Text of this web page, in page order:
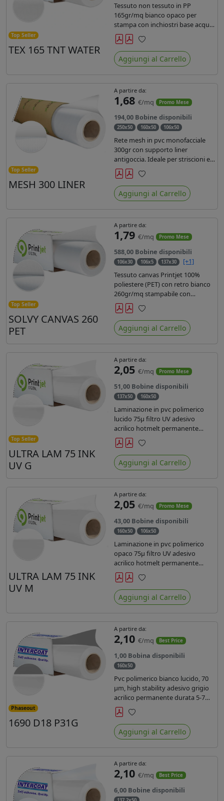
Top Seller
TEX 165 TNT WATER
Tessuto non tessuto in PP
165gr/mq bianco opaco per
stampa con inchiostri base acqua,
latex, uv, ecosolvente. Finitura a
rombi spundbond e coating
superficiale con totale assenza di
peluria. Occhiellabile, non
Preferiti
Aggiungi al Carrello
Top Seller
MESH 300 LINER
A partire da:
1,68 €/mq Promo Mese
194,00 Bobine disponibili
250x50 160x50 106x50
Rete mesh in pvc monofacciale
300gr con supporto liner
antigoccia. Ideale per striscioni e
coperture antivento. Saldabile,
stampabile con inchiostri
solvente, ecosolvente, uv e latex.
Densità fili 1000x1000 , filato 9x13.
Preferiti
Aggiungi al Carrello
Top Seller
SOLVY CANVAS 260
PET
A partire da:
1,79 €/mq Promo Mese
588,00 Bobine disponibili
106x30 106x5 137x30
[+1]
Tessuto canvas Printjet 100%
poliestere (PET) con retro bianco
260gr/mq stampabile con
inchiostri solvente, ecosolvente,
uv e latex.
Preferiti
Aggiungi al Carrello
Top Seller
ULTRA LAM 75 INK
UV G
A partire da:
2,05 €/mq Promo Mese
51,00 Bobine disponibili
137x50 160x50
Laminazione in pvc polimerico
lucido 75µ filtro UV adesivo
acrilico hotmelt permanente
specifico per stampe con
inchiostri UV durata 7 anni indoor
e 5 outdoor. Dotato di certificato
ignifugo Bs1d0.
Preferiti
Aggiungi al Carrello
ULTRA LAM 75 INK
UV M
A partire da:
2,05 €/mq Promo Mese
43,00 Bobine disponibili
160x50 106x50
Laminazione in pvc polimerico
opaco 75µ filtro UV adesivo
acrilico hotmelt permanente
specifico per stampe con
inchiostri UV durata 7 anni indoor
e 5 outdoor. Dotato di certificato
ignifugo Bs1d0.
Preferiti
Aggiungi al Carrello
Phaseout
1690 D18 P31G
A partire da:
2,10 €/mq Best Price
1,00 Bobina disponibili
160x50
Pvc polimerico bianco lucido, 70
µm, high stability adesivo grigio
acrilico permanente durata 5-7
anni, per stampe con inchiostri
solvente, ecosolvente, UV e latex.
Preferiti
Aggiungi al Carrello
A partire da:
2,10 €/mq Best Price
6,00 Bobine disponibili